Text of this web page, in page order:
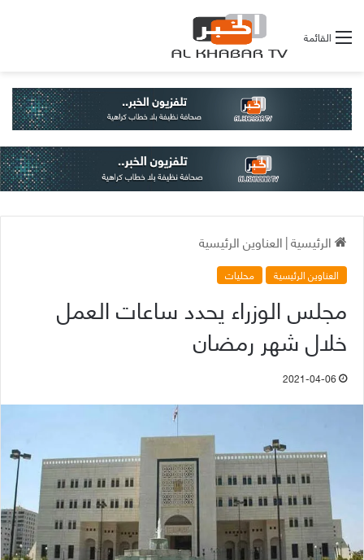
القائمة
الرئيسية|العناوين الرئيسية
العناوين الرئيسية محليات
مجلس الوزراء يحدد ساعات العمل
خلال شهر رمضان
2021-04-06